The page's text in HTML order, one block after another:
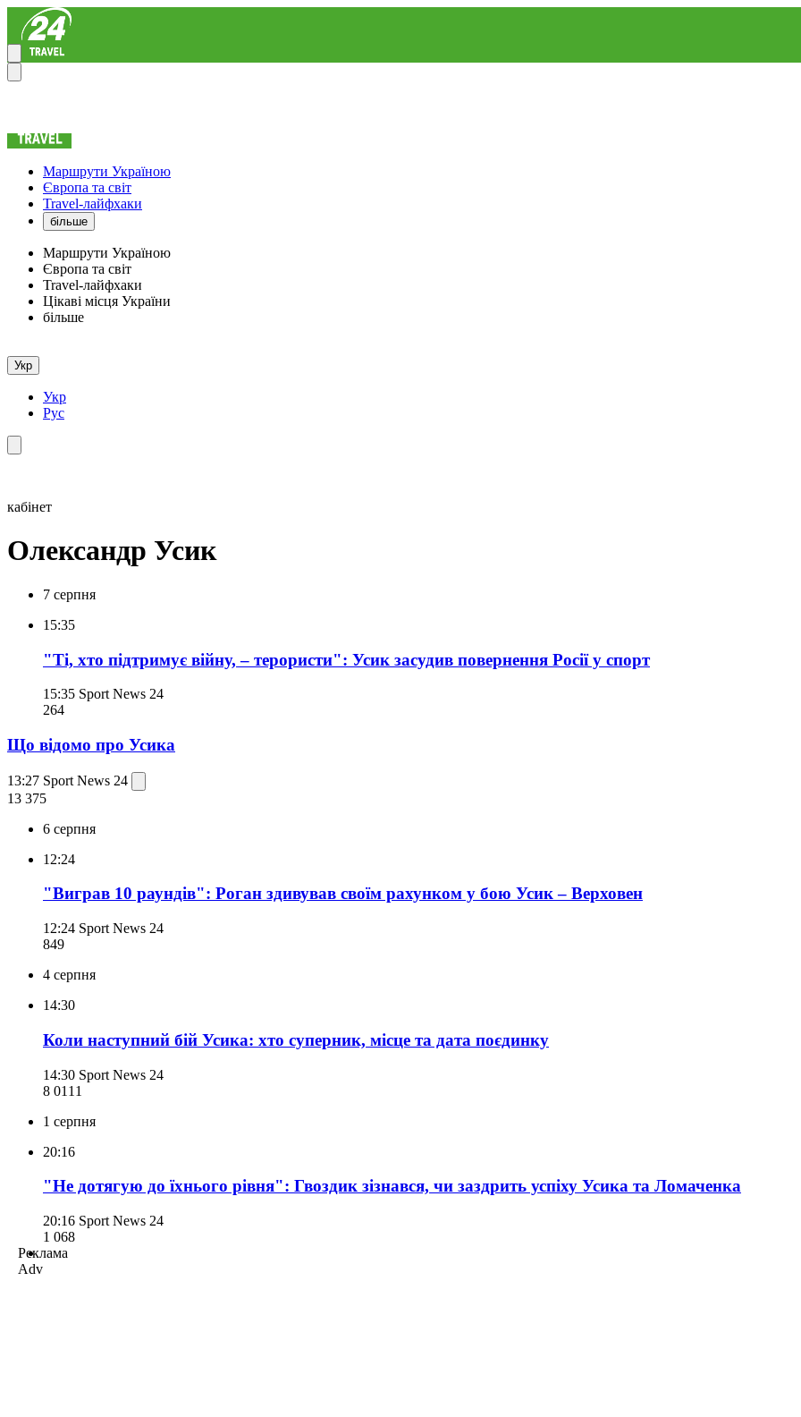
Маршрути Україною
Європа та світ
Travel-лайфхаки
більше
Маршрути Україною
Європа та світ
Travel-лайфхаки
Цікаві місця України
більше
Укр
Укр
Рус
кабінет
Олександр Усик
7 серпня
15:35
"Ті, хто підтримує війну, – терористи": Усик засудив повернення Росії у спорт
15:35 Sport News 24
264
Що відомо про Усика
13:27 Sport News 24
13 375
6 серпня
12:24
"Виграв 10 раундів": Роган здивував своїм рахунком у бою Усик – Верховен
12:24 Sport News 24
849
4 серпня
14:30
Коли наступний бій Усика: хто суперник, місце та дата поєдинку
14:30 Sport News 24
8 011 1
1 серпня
20:16
"Не дотягую до їхнього рівня": Гвоздик зізнався, чи заздрить успіху Усика та Ломаченка
20:16 Sport News 24
1 068
Реклама
Adv